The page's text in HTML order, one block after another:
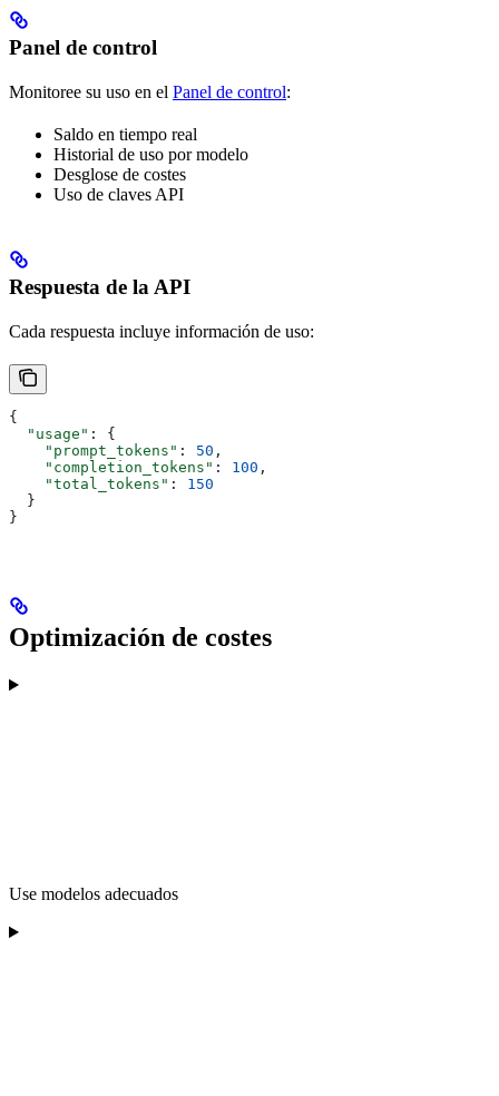
Panel de control
Monitoree su uso en el Panel de control:
Saldo en tiempo real
Historial de uso por modelo
Desglose de costes
Uso de claves API
Respuesta de la API
Cada respuesta incluye información de uso:
{
  "usage"
: {
    "prompt_tokens"
: 50 ,
    "completion_tokens"
: 100 ,
    "total_tokens"
: 150
  }
}
Optimización de costes
Use modelos adecuados